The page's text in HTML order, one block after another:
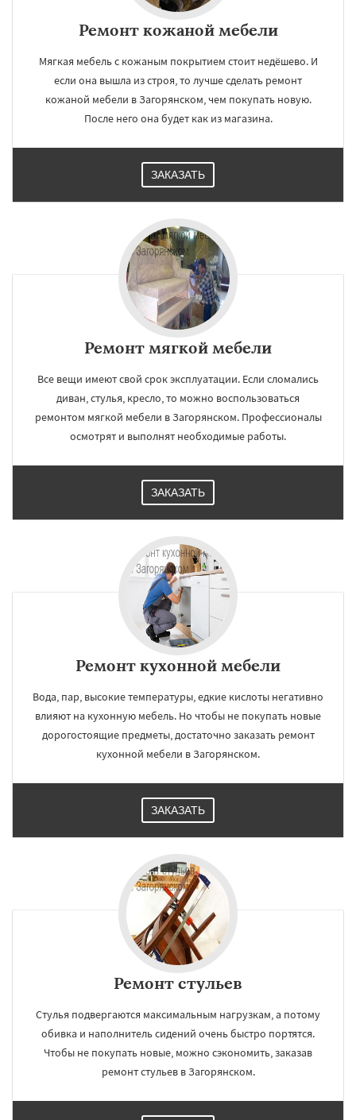
Ремонт кожаной мебели
Мягкая мебель с кожаным покрытием стоит недёшево. И
если она вышла из строя, то лучше сделать ремонт
кожаной мебели в Загорянском, чем покупать новую.
После него она будет как из магазина.
ЗАКАЗАТЬ
Ремонт мягкой мебели
Все вещи имеют свой срок эксплуатации. Если сломались
диван, стулья, кресло, то можно воспользоваться
ремонтом мягкой мебели в Загорянском. Профессионалы
осмотрят и выполнят необходимые работы.
ЗАКАЗАТЬ
Ремонт кухонной мебели
Вода, пар, высокие температуры, едкие кислоты негативно
влияют на кухонную мебель. Но чтобы не покупать новые
дорогостоящие предметы, достаточно заказать ремонт
кухонной мебели в Загорянском.
ЗАКАЗАТЬ
Ремонт стульев
Стулья подвергаются максимальным нагрузкам, а потому
обивка и наполнитель сидений очень быстро портятся.
Чтобы не покупать новые, можно сэкономить, заказав
ремонт стульев в Загорянском.